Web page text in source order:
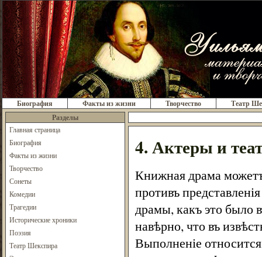
Биография Факты из жизни Творчество
Театр
Разделы
Главная страница
Биография
Факты из жизни
Творчество
Сонеты
Комедии
Трагедии
Исторические хроники
Поэзия
Театр Шекспира
4. Актеры и
Книжная драма можетъ
противъ
драмы, какъ это было
навѣрно, что въ
Выполненіе